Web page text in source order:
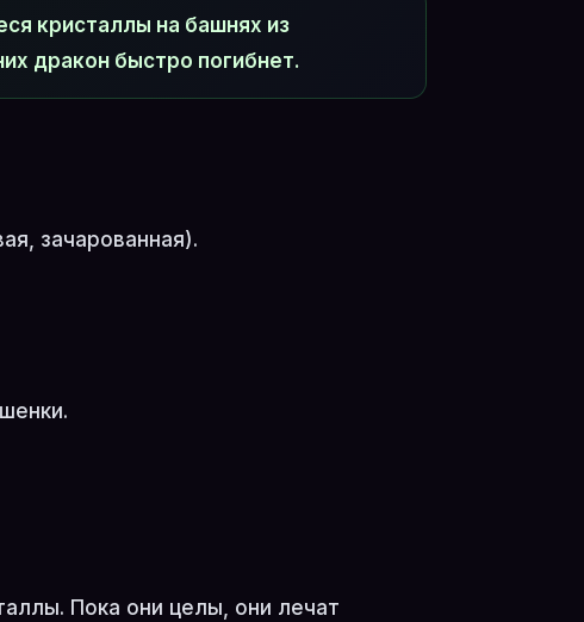
кристаллы на башнях из
дракон быстро погибнет.
зачарованная).
Пока они целы, они лечат